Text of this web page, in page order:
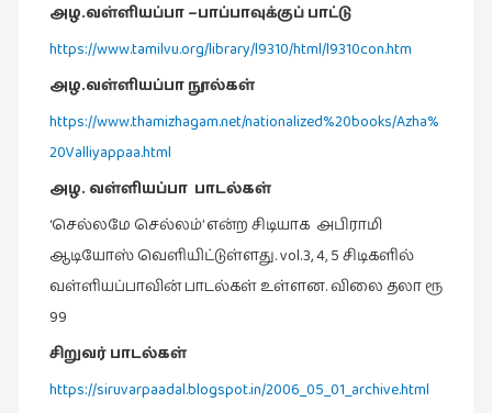
பாதை
கல்வி
கல்வி
கவிஞனும்
கவிதையும்
கவிதை
காந்தியின்
அழ.வள்ளியப்பா–பாப்பாவுக்குப் பாட்டு
https://www.tamilvu.org/library/l9310/html/l9310con.htm
அழ.வள்ளியப்பா நூல்கள்
https://www.thamizhagam.net/nationalized%20books/Azha%
20Valliyappaa.html
அழ. வள்ளியப்பா பாடல்கள்
‘செல்லமே செல்லம்’ என்ற சிடியாக அபிராமி
ஆடியோஸ் வெளியிட்டுள்ளது. vol.3, 4, 5 சிடிகளில்
வள்ளியப்பாவின் பாடல்கள் உள்ளன. விலை தலா ரூ
99
சிறுவர் பாடல்கள்
https://siruvarpaadal.blogspot.in/2006_05_01_archive.html